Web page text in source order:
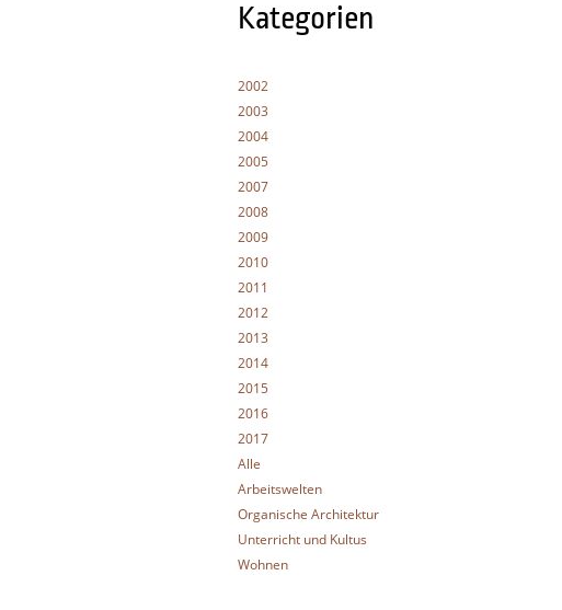
Kategorien
2002
2003
2004
2005
2007
2008
2009
2010
2011
2012
2013
2014
2015
2016
2017
Alle
Arbeitswelten
Organische Architektur
Unterricht und Kultus
Wohnen